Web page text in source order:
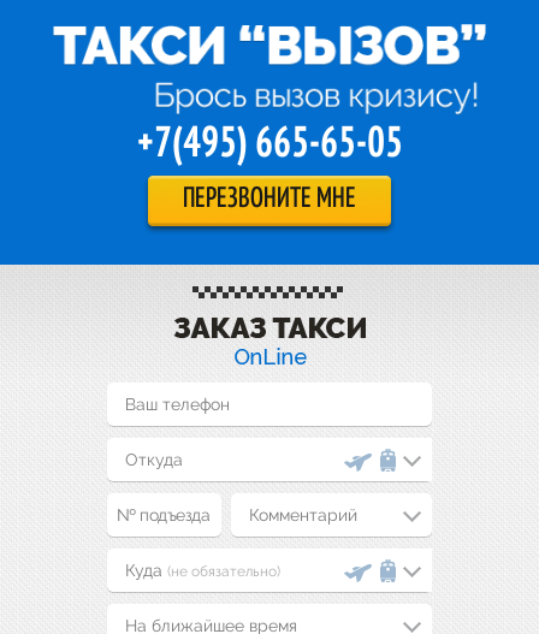
+7(495) 665-65-05
ПЕРЕЗВОНИТЕ МНЕ
Комментарий
(не обязательно)
На ближайшее время